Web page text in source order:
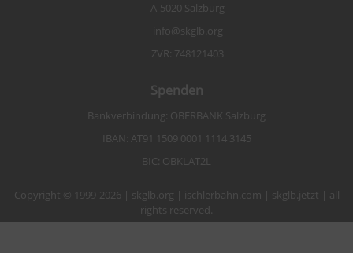
A-5020 Salzburg
info@skglb.org
ZVR: 748121403
Spenden
Bankverbindung: OBERBANK Salzburg
IBAN: AT91 1509 0001 1114 3145
BIC: OBKLAT2L
Copyright © 1999-2026 | skglb.org | ischlerbahn.com | skglb.jetzt | all
rights reserved.